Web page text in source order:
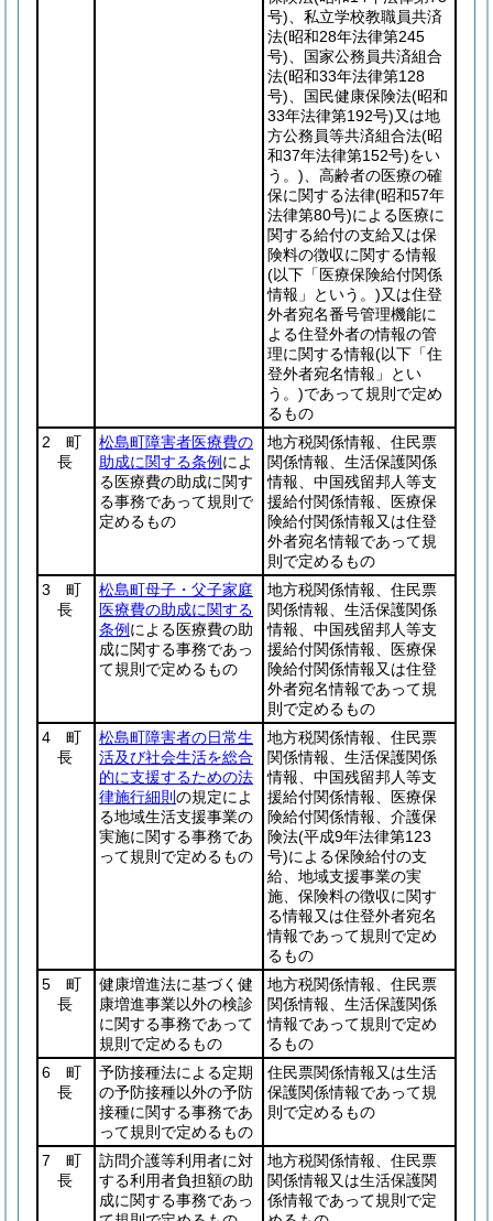
号) 、私立学校教職員共済
法(昭和28年法律第245
号) 、国家公務員共済組合
法(昭和33年法律第128
号) 、国民健康保険法(昭和
33年法律第192号)又は地
方公務員等共済組合法(昭
和37年法律第152号)をい
う。) 、高齢者の医療の確
保に関する法律(昭和57年
法律第80号)による医療に
関する給付の支給又は保
険料の徴収に関する情報
(以下「医療保険給付関係
情報」という。)又は住登
外者宛名番号管理機能に
よる住登外者の情報の管
理に関する情報(以下「住
登外者宛名情報」とい
う。)であって規則で定め
るもの
2 町
長
松島町障害者医療費の
助成に関する条例 によ
る医療費の助成に関す
る事務であって規則で
定めるもの
地方税関係情報、住民票
関係情報、生活保護関係
情報、中国残留邦人等支
援給付関係情報、医療保
険給付関係情報又は住登
外者宛名情報であって規
則で定めるもの
3 町
長
松島町母子・父子家庭
医療費の助成に関する
条例 による医療費の助
成に関する事務であっ
て規則で定めるもの
地方税関係情報、住民票
関係情報、生活保護関係
情報、中国残留邦人等支
援給付関係情報、医療保
険給付関係情報又は住登
外者宛名情報であって規
則で定めるもの
4 町
長
松島町障害者の日常生
活及び社会生活を総合
的に支援するための法
律施行細則 の規定によ
る地域生活支援事業の
実施に関する事務であ
って規則で定めるもの
地方税関係情報、住民票
関係情報、生活保護関係
情報、中国残留邦人等支
援給付関係情報、医療保
険給付関係情報、介護保
険法(平成9年法律第123
号)による保険給付の支
給、地域支援事業の実
施、保険料の徴収に関す
る情報又は住登外者宛名
情報であって規則で定め
るもの
5 町
長
健康増進法に基づく健
康増進事業以外の検診
に関する事務であって
規則で定めるもの
地方税関係情報、住民票
関係情報、生活保護関係
情報であって規則で定め
るもの
6 町
長
予防接種法による定期
の予防接種以外の予防
接種に関する事務であ
って規則で定めるもの
住民票関係情報又は生活
保護関係情報であって規
則で定めるもの
7 町
長
訪問介護等利用者に対
する利用者負担額の助
成に関する事務であっ
地方税関係情報、住民票
関係情報又は生活保護関
係情報であって規則で定